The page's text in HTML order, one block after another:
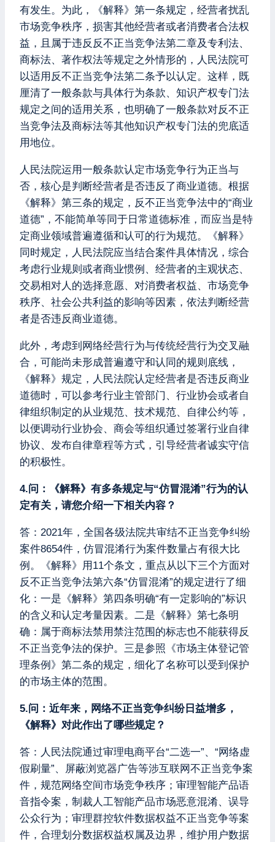
有发生。为此，《解释》第一条规定，经营者扰乱
市场竞争秩序，损害其他经营者或者消费者合法权
益，且属于违反反不正当竞争法第二章及专利法、
商标法、著作权法等规定之外情形的，人民法院可
以适用反不正当竞争法第二条予以认定。这样，既
厘清了一般条款与具体行为条款、知识产权专门法
规定之间的适用关系，也明确了一般条款对反不正
当竞争法及商标法等其他知识产权专门法的兜底适
用地位。
人民法院运用一般条款认定市场竞争行为正当与
否，核心是判断经营者是否违反了商业道德。根据
《解释》第三条的规定，反不正当竞争法中的“商业
道德”，不能简单等同于日常道德标准，而应当是特
定商业领域普遍遵循和认可的行为规范。《解释》
同时规定，人民法院应当结合案件具体情况，综合
考虑行业规则或者商业惯例、经营者的主观状态、
交易相对人的选择意愿、对消费者权益、市场竞争
秩序、社会公共利益的影响等因素，依法判断经营
者是否违反商业道德。
此外，考虑到网络经营行为与传统经营行为交叉融
合，可能尚未形成普遍遵守和认同的规则底线，
《解释》规定，人民法院认定经营者是否违反商业
道德时，可以参考行业主管部门、行业协会或者自
律组织制定的从业规范、技术规范、自律公约等，
以便调动行业协会、商会等组织通过签署行业自律
协议、发布自律章程等方式，引导经营者诚实守信
的积极性。
4.问：《解释》有多条规定与“仿冒混淆”行为的认
定有关，请您介绍一下相关内容？
答：2021年，全国各级法院共审结不正当竞争纠纷
案件8654件，仿冒混淆行为案件数量占有很大比
例。《解释》用11个条文，重点从以下三个方面对
反不正当竞争法第六条“仿冒混淆”的规定进行了细
化：一是《解释》第四条明确“有一定影响的”标识
的含义和认定考量因素。二是《解释》第七条明
确：属于商标法禁用禁注范围的标志也不能获得反
不正当竞争法的保护。三是参照《市场主体登记管
理条例》第二条的规定，细化了名称可以受到保护
的市场主体的范围。
5.问：近年来，网络不正当竞争纠纷日益增多，
《解释》对此作出了哪些规定？
答：人民法院通过审理电商平台“二选一”、“网络虚
假刷量”、屏蔽浏览器广告等涉互联网不正当竞争案
件，规范网络空间市场竞争秩序；审理智能产品语
音指令案，制裁人工智能产品市场恶意混淆、误导
公众行为；审理群控软件数据权益不正当竞争等案
件，合理划分数据权益权属及边界，维护用户数据